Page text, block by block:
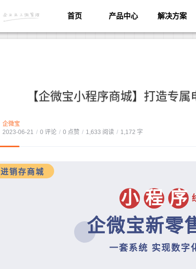
首页 产品中心 解决方案
【企微宝小程序商城】打造专
企微宝
2023-06-21 / 0 评论 / 0 点赞 / 1,633 阅读 / 1,172 字
进销存商城
小 程 序
企微宝新零
一套系统 实现数字